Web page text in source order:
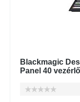
Blackmagic
Panel 40